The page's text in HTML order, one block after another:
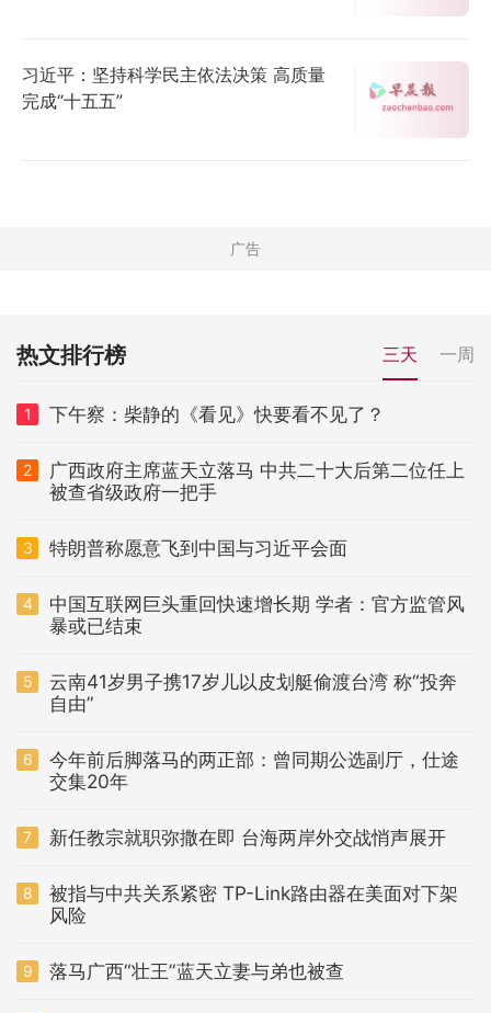
习近平：坚持科学民主依法决策 高质量
完成“十五五”
热文排行榜 三天 一周
1 下午察：柴静的《看见》快要看不见了？
2
广西政府主席蓝天立落马 中共二十大后第二位任上
被查省级政府一把手
3 特朗普称愿意飞到中国与习近平会面
4
中国互联网巨头重回快速增长期 学者：官方监管风
暴或已结束
5
云南41岁男子携17岁儿以皮划艇偷渡台湾 称“投奔
自由”
6
今年前后脚落马的两正部：曾同期公选副厅，仕途
交集20年
7 新任教宗就职弥撒在即 台海两岸外交战悄声展开
8
被指与中共关系紧密 TP-Link路由器在美面对下架
风险
9 落马广西“壮王”蓝天立妻与弟也被查